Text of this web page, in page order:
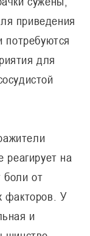
приведения
потребуются
для
реагирует на
от
факторов. У
и